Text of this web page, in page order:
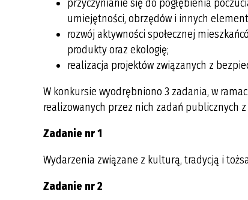
ZAŁATW SPRAWĘ PRZEZ INTERNET
FILM EDUKACYJNY O SEGREGACJI
ODPADÓW
POZIOMY RECYKLINGU
HARMONOGRAM ODBIORU
ODPADÓW 2025
ODPADÓW KOMUNALNYCH 2026
przyczynianie się do pogłębienia
umiejętności, obrzędów i innych
rozwój aktywności społecznej
produkty oraz ekologię;
realizacja projektów związanych z
W konkursie wyodrębniono 3 zadania, w
realizowanych przez nich zadań publicznych
Zadanie nr 1
Wydarzenia związane z kulturą, tradycją i
Zadanie nr 2